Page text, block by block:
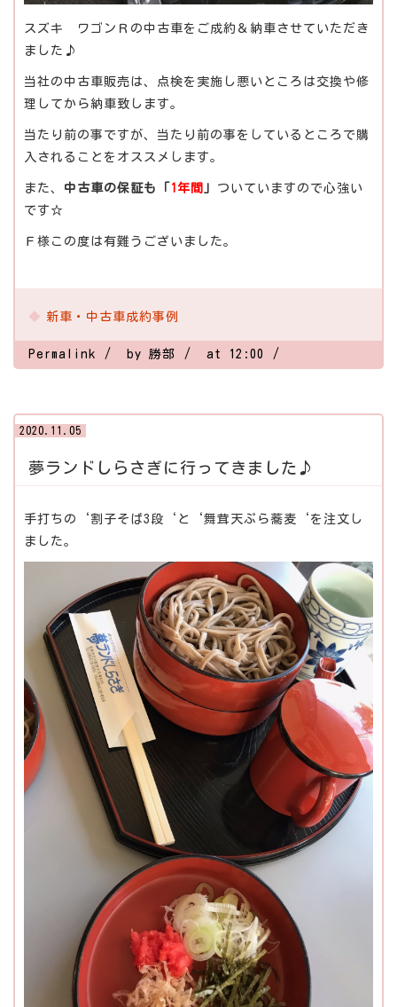
スズキ ワゴンＲの中古車をご成約＆納車させていただき
ました♪
当社の中古車販売は、点検を実施し悪いところは交換や修
理してから納車致します。
当たり前の事ですが、当たり前の事をしているところで購
入されることをオススメします。
また、 中古車の保証も「 1年間 」 ついていますので心強い
です☆
Ｆ様この度は有難うございました。
新車・中古車成約事例
Permalink by 勝部 at 12:00
2020.11.05
夢ランドしらさぎに行ってきました♪
手打ちの‘割子そば3段‘と‘舞茸天ぷら蕎麦‘を注文し
ました。